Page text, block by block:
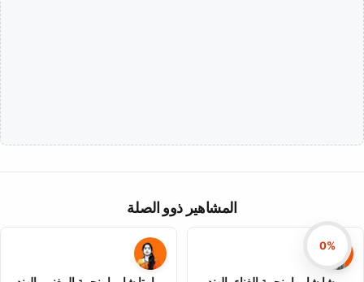
المشاهير ذوو الصلة
0%